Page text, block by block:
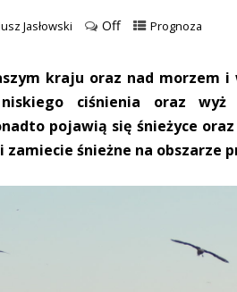
Jasłowski Off Prognoza
kraju oraz nad morzem i
niskiego ciśnienia oraz
pojawią się śnieżyce
śnieżne na obszarze